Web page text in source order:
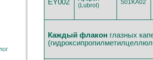
EY002
(Lubrol)
S01KA02
Каждый флакон глазных